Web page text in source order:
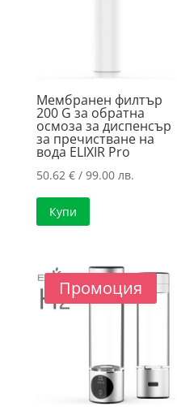
Мембранен филтър
200 G за обратна
осмоза за диспенсър
за пречистване на
вода ELIXIR Pro
50.62 €/ 99.00 лв.
Купи
Промоция